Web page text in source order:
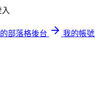
部落格後台
我的帳號